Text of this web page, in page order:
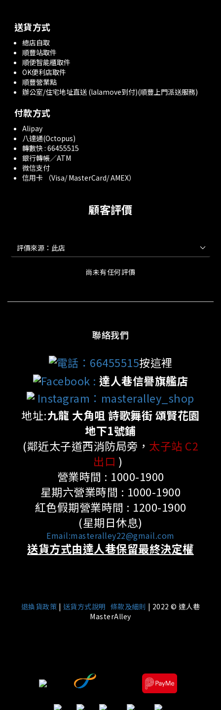
送貨方式
總店自取
順豐站取件
順便智能櫃取件
OK便利店取件
順豐營業點
辦公室/住宅地址直送 (lalamove到付)(順豐上門派送服務)
付款方式
Alipay
八達通(Octopus)
轉數快 : 66455515
銀行轉帳／ATM
微信支付
信用卡 （Visa/ MasterCard/ AMEX）
顧客評價
尚未有任何評價
聯絡我們
電話：66455515按這裡
Facebook :達人巷信譽旗艦店
Instagram：masteralley_shop
地址:九龍 大角咀 詩歌舞街 頌賢花園
地下1號鋪
(鄰近太子道西消防局旁， 太子站 C2
出口 )
營業時間 : 1000-1900
星期六營業時間 : 1000-1900
紅色假期營業時間 : 1200-1900
(星期日休息)
Email:masteralley22@gmail.com
送貨方式由達人巷保留最終決定權
退換貨政策 | 送貨方式說明 條款及細則 | 2022 © 達人巷
MasterAlley